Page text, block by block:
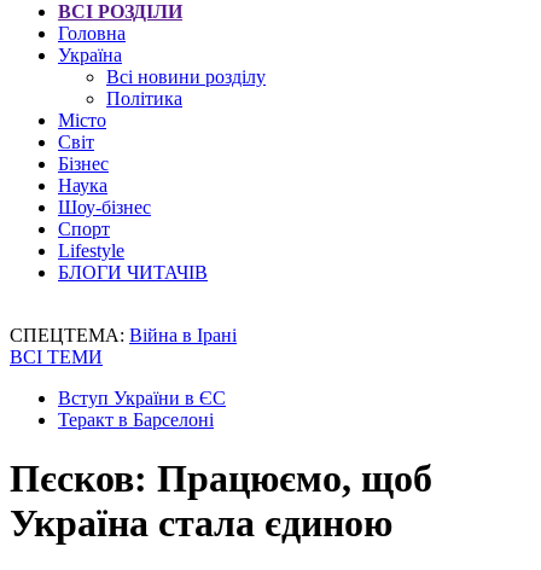
ВСІ РОЗДІЛИ
Головна
Україна
Всі новини розділу
Політика
Місто
Світ
Бізнес
Наука
Шоу-бізнес
Спорт
Lifestyle
БЛОГИ ЧИТАЧІВ
СПЕЦТЕМА: Війна в Ірані
ВСІ ТЕМИ
Вступ України в ЄС
Теракт в Барселоні
Пєсков: Працюємо, щоб
Україна стала єдиною